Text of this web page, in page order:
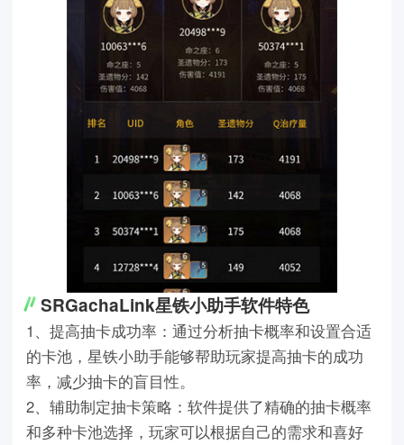
SRGachaLink星铁小助手软件特色
1、提高抽卡成功率：通过分析抽卡概率和设置合适
的卡池，星铁小助手能够帮助玩家提高抽卡的成功
率，减少抽卡的盲目性。
2、辅助制定抽卡策略：软件提供了精确的抽卡概率
和多种卡池选择，玩家可以根据自己的需求和喜好